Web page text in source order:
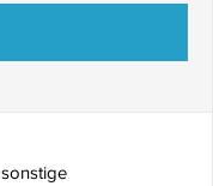
sonstige